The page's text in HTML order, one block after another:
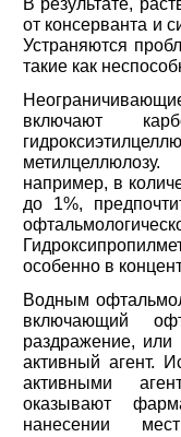
от консерванта и
Устраняются
такие как
включают
например, в
до 1%,
особенно в
Водным
включающий
раздражение, или
активный агент.
активными
оказывают
нанесении